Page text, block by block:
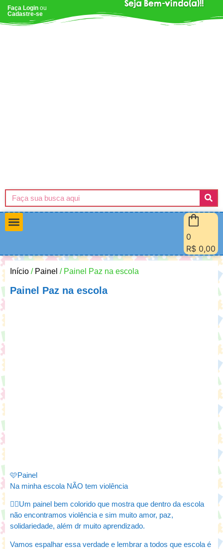
Faça Login ou
Cadastre-se
Seja Bem-vindo(a)!!
0
R$ 0,00
Início / Painel / Painel Paz na escola
Painel Paz na escola
🩷Painel
Na minha escola NÃO tem violência
👉🏼Um painel bem colorido que mostra que dentro da escola
não encontramos violência e sim muito amor, paz,
solidariedade, além dr muito aprendizado.
Vamos espalhar essa verdade e lembrar a todos que escola é